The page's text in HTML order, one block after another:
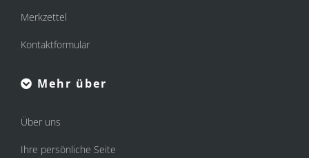
Merkzettel
Kontaktformular
Mehr über
Über uns
Ihre persönliche Seite